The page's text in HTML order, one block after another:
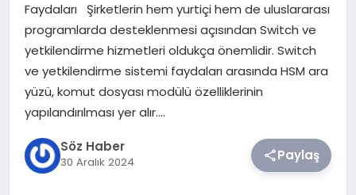
DÜNYA
TEKNOLOJI
SIYASET
YAŞAM
Faydaları Şirketlerin hem yurtiçi hem de uluslararası
programlarda desteklenmesi açısından Switch ve
yetkilendirme hizmetleri oldukça önemlidir. Switch
ve yetkilendirme sistemi faydaları arasında HSM ara
yüzü, komut dosyası modülü özelliklerinin
yapılandırılması yer alır….
Söz Haber
30 Aralık 2024 Paylaş